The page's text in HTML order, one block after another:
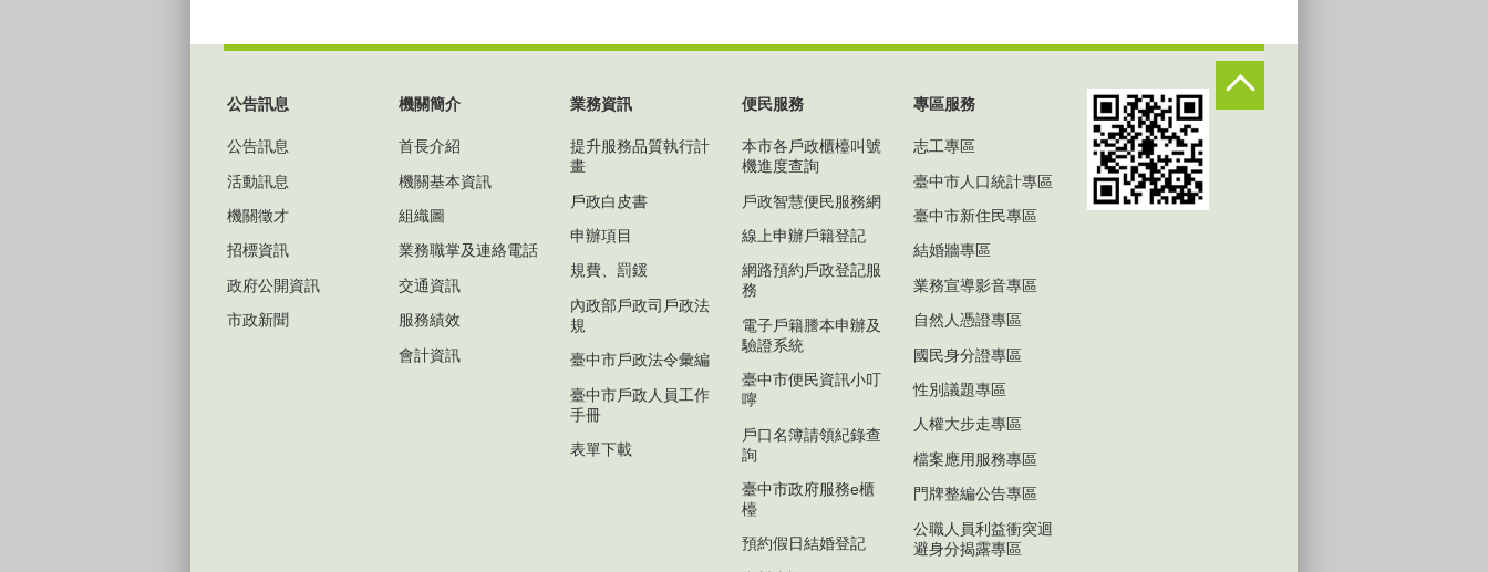
公告訊息
公告訊息
活動訊息
機關徵才
招標資訊
政府公開資訊
市政新聞
機關簡介
首長介紹
機關基本資訊
組織圖
業務職掌及連絡電話
交通資訊
服務績效
會計資訊
業務資訊
提升服務品質執行計
畫
戶政白皮書
申辦項目
規費、罰鍰
內政部戶政司戶政法
規
臺中市戶政法令彙編
臺中市戶政人員工作
手冊
表單下載
便民服務
本市各戶政櫃檯叫號
機進度查詢
戶政智慧便民服務網
線上申辦戶籍登記
網路預約戶政登記服
務
電子戶籍謄本申辦及
驗證系統
臺中市便民資訊小叮
嚀
戶口名簿請領紀錄查
詢
臺中市政府服務e櫃
檯
預約假日結婚登記
專區服務
志工專區
臺中市人口統計專區
臺中市新住民專區
結婚牆專區
業務宣導影音專區
自然人憑證專區
國民身分證專區
性別議題專區
人權大步走專區
檔案應用服務專區
門牌整編公告專區
公職人員利益衝突迴
避身分揭露專區